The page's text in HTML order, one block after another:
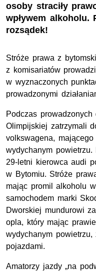
osoby straciły
wpływem
rozsądek!
Stróże prawa z
z komisariatów
w wyznaczonych
prowadzonymi
Podczas
Olimpijskiej zatrzymali
volkswagena,
wydychanym
29-letni kierowca audi
w Bytomiu. Stróże
mając promil alkoholu
samochodem marki
Dworskiej mundurowi
opla, który mając
wydychanym
pojazdami.
Amatorzy jazdy „na